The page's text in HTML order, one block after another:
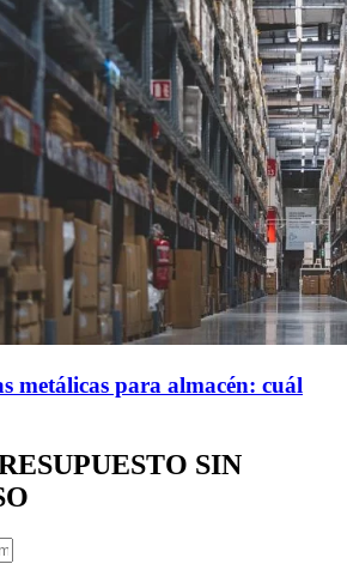
metálicas para almacén: cuál
SIN